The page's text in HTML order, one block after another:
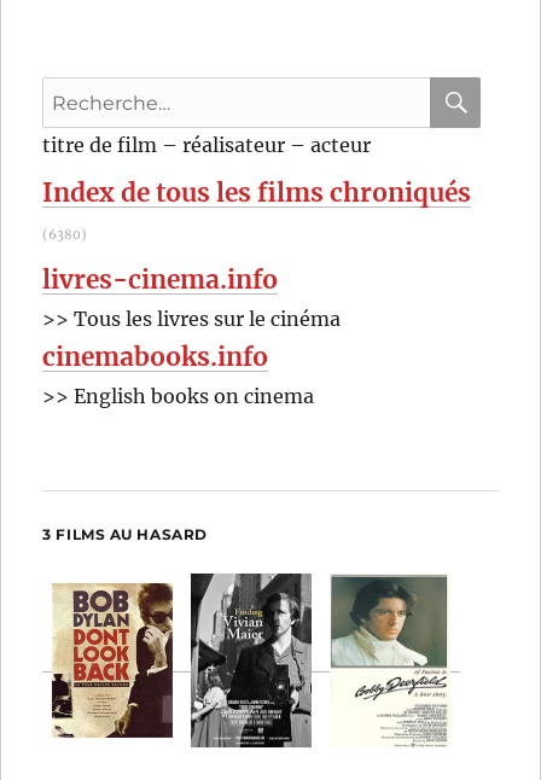
B.
Recherche
pour
titre de film – réalisateur – acteur
Index de tous les films chroniqués
(6380)
livres-cinema.info
>> Tous les livres sur le cinéma
cinemabooks.info
>> English books on cinema
3 FILMS AU HASARD